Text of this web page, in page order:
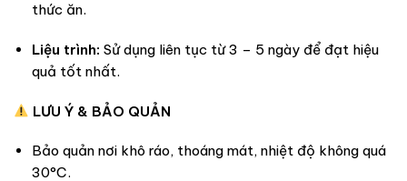
thức ăn.
Liệu trình: Sử dụng liên tục từ 3 – 5 ngày để đạt hiệu
quả tốt nhất.
LƯU Ý & BẢO QUẢN
Bảo quản nơi khô ráo, thoáng mát, nhiệt độ không quá
30°C.